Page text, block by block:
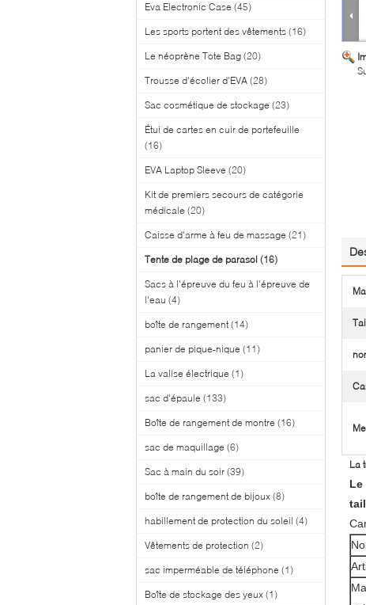
Eva Electronic Case (45)
Les sports portent des vêtements (16)
Le néoprène Tote Bag (20)
Trousse d'écolier d'EVA (28)
Sac cosmétique de stockage (23)
Étui de cartes en cuir de portefeuille
(16)
EVA Laptop Sleeve (20)
Kit de premiers secours de catégorie
médicale (20)
Caisse d'arme à feu de massage (21)
Tente de plage de parasol (16)
Sacs à l'épreuve du feu à l'épreuve de
l'eau (4)
boîte de rangement (14)
panier de pique-nique (11)
La valise électrique (1)
sac d'épaule (133)
Boîte de rangement de montre (16)
sac de maquillage (6)
Sac à main du soir (39)
boîte de rangement de bijoux (8)
habillement de protection du soleil (4)
Vêtements de protection (2)
sac imperméable de téléphone (1)
Boîte de stockage des yeux (1)
La
Le